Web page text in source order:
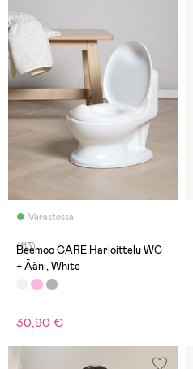
Varastossa
(113)
Beemoo CARE Harjoittelu WC
+ Ääni, White
30,90 €